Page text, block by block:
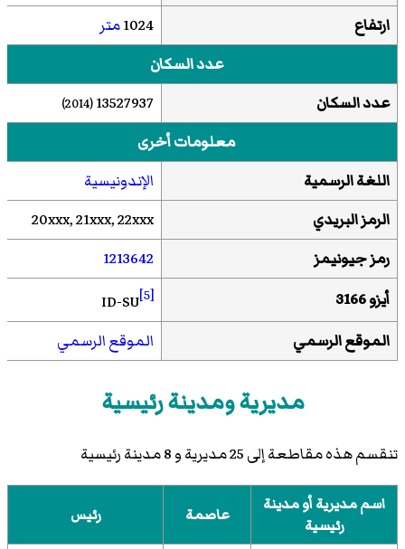
ارتفاع 1024متر
عدد السكان
عدد السكان
13527937
(2014)
معلومات أخرى
اللغة الرسمية
الإندونيسية
الرمز البريدي
20xxx, 21xxx, 22xxx
رمز جيونيمز
1213642
أيزو 3166
ID-SU[5]
الموقع الرسمي الموقع الرسمي
مديرية ومدينة رئيسية
تنقسم هذه مقاطعة إلى 25 مديرية و 8 مدينة رئيسية
اسم مديرية أو مدينة
رئيسية
عاصمة رئيس